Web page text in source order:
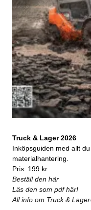
Truck & Lager 2026
Inköpsguiden med allt
materialhantering.
Pris: 199 kr.
Beställ den här
Läs den som pdf här!
All info om Truck &